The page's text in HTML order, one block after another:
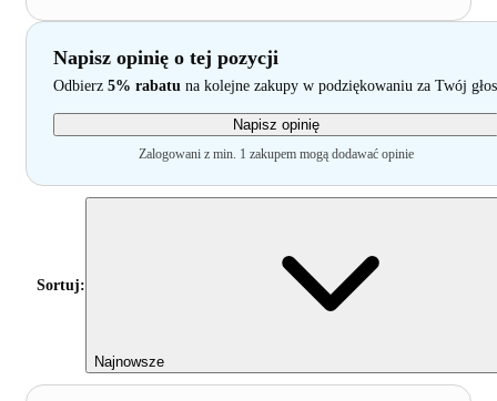
Napisz opinię o tej pozycji
Odbierz 5% rabatu na kolejne zakupy w podziękowaniu za Twój głos
Napisz opinię
Zalogowani z min. 1 zakupem mogą dodawać opinie
Sortuj:
Najnowsze